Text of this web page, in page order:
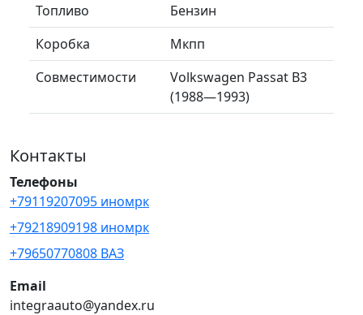
Топливо
Бензин
Коробка
Мкпп
Совместимости
Volkswagen Passat B3
(1988—1993)
Контакты
Телефоны
+79119207095 иномрк
+79218909198 иномрк
+79650770808 ВАЗ
Email
integraauto@yandex.ru